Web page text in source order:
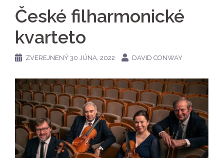
České filharmonické
kvarteto
ZVEREJNENÝ 30 JÚNA, 2022 DAVID CONWAY